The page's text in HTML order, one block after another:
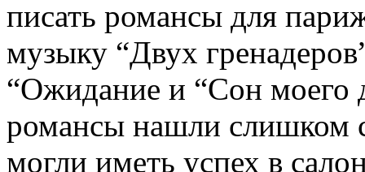
писать романсы для
музыку “Двух
“Ожидание и “Сон моего
романсы нашли слишком
могли иметь успех в